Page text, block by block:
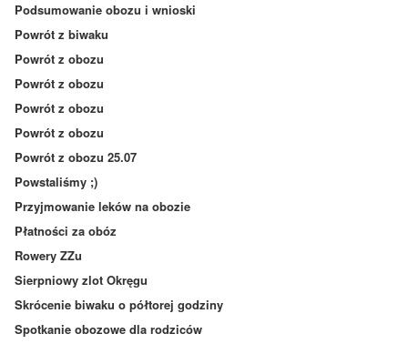
Podsumowanie obozu i wnioski
Powrót z biwaku
Powrót z obozu
Powrót z obozu
Powrót z obozu
Powrót z obozu
Powrót z obozu 25.07
Powstaliśmy ;)
Przyjmowanie leków na obozie
Płatności za obóz
Rowery ZZu
Sierpniowy zlot Okręgu
Skrócenie biwaku o półtorej godziny
Spotkanie obozowe dla rodziców